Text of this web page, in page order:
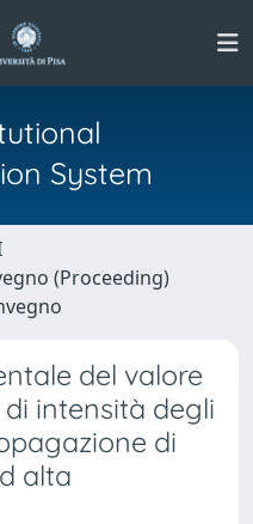
System
(Proceeding)
del valore
intensità degli
di
alta